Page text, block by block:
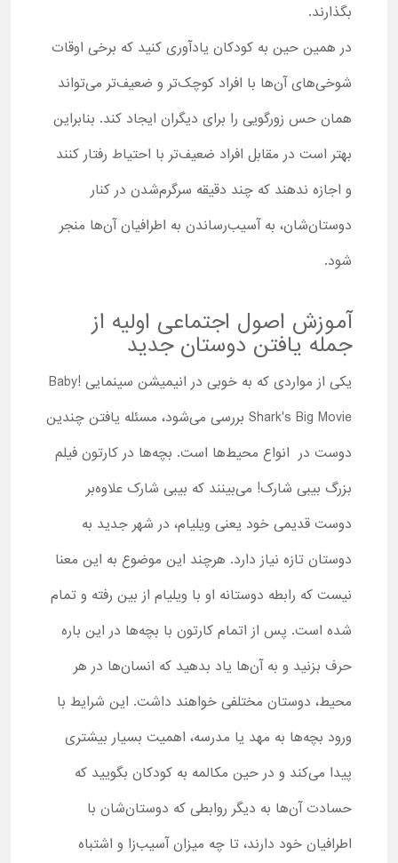
بگذارند.
در همین حین به کودکان یادآوری کنید که برخی اوقات
شوخی‌های آن‌ها با افراد کوچک‌تر و ضعیف‌تر می‌تواند
همان حس زورگویی را برای دیگران ایجاد کند. بنابراین
بهتر است در مقابل افراد ضعیف‌تر با احتیاط رفتار کنند
و اجازه ندهند که چند دقیقه سرگرم‌شدن در کنار
دوستان‌شان، به آسیب‌رساندن به اطرافیان آن‌ها منجر
شود.
آموزش اصول اجتماعی اولیه از
جمله یافتن دوستان جدید
یکی از مواردی که به خوبی در انیمیشن سینمایی !Baby
Shark's Big Movie بررسی می‌شود، مسئله یافتن چندین
دوست در انواع محیط‌ها است. بچه‌ها در کارتون فیلم
بزرگ بیبی شارک! می‌بینند که بیبی شارک علاوه‌بر
دوست قدیمی خود یعنی ویلیام، در شهر جدید به
دوستان تازه نیاز دارد. هرچند این موضوع به این معنا
نیست که رابطه دوستانه او با ویلیام از بین رفته و تمام
شده است. پس از اتمام کارتون با بچه‌ها در این باره
حرف بزنید و به آن‌ها یاد بدهید که انسان‌ها در هر
محیط، دوستان مختلفی خواهند داشت. این شرایط با
ورود بچه‌ها به مهد یا مدرسه، اهمیت بسیار بیشتری
پیدا می‌کند و در حین مکالمه به کودکان بگویید که
حسادت آن‌ها به دیگر روابطی که دوستان‌شان با
اطرافیان خود دارند، تا چه میزان آسیب‌زا و اشتباه